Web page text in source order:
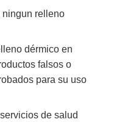
ningun relleno
dérmico en
falsos o
para su uso
de salud